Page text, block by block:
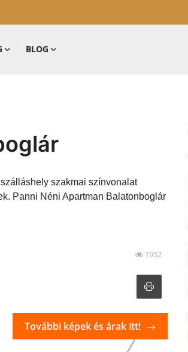
BLOG
szakmai színvonalat
Panni Néni Apartman Balatonboglár
1952
További képek és árak itt!